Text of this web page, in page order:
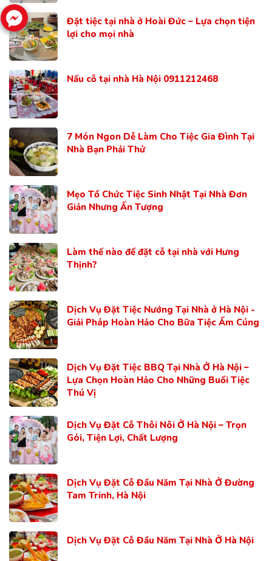
Đặt tiệc tại nhà ở Hoài Đức – Lựa chọn tiện
lợi cho mọi nhà
Nấu cỗ tại nhà Hà Nội 0911212468
7 Món Ngon Dễ Làm Cho Tiệc Gia Đình Tại
Nhà Bạn Phải Thử
Mẹo Tổ Chức Tiệc Sinh Nhật Tại Nhà Đơn
Giản Nhưng Ấn Tượng
Làm thế nào để đặt cỗ tại nhà với Hưng
Thịnh?
Dịch Vụ Đặt Tiệc Nướng Tại Nhà ở Hà Nội -
Giải Pháp Hoàn Hảo Cho Bữa Tiệc Ấm Cúng
Dịch Vụ Đặt Tiệc BBQ Tại Nhà Ở Hà Nội –
Lựa Chọn Hoàn Hảo Cho Những Buổi Tiệc
Thú Vị
Dịch Vụ Đặt Cỗ Thôi Nôi Ở Hà Nội – Trọn
Gói, Tiện Lợi, Chất Lượng
Dịch Vụ Đặt Cỗ Đầu Năm Tại Nhà Ở Đường
Tam Trinh, Hà Nội
Dịch Vụ Đặt Cỗ Đầu Năm Tại Nhà Ở Hà Nội